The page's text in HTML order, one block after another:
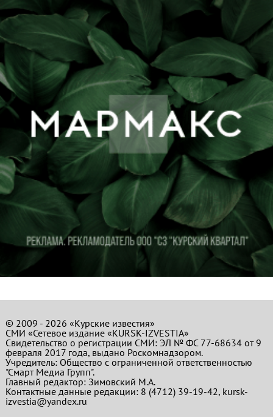
© 2009 - 2026 «Курские известия»
СМИ «Сетевое издание «KURSK-IZVESTIA»
Свидетельство о регистрации СМИ: ЭЛ № ФС 77-68634 от 9
февраля 2017 года, выдано Роскомнадзором.
Учредитель: Общество с ограниченной ответственностью
"Смарт Медиа Групп".
Главный редактор:Зимовский М.А.
Контактные данные редакции: 8 (4712) 39-19-42, kursk-
izvestia@yandex.ru